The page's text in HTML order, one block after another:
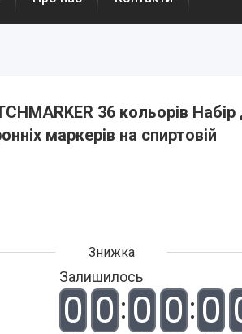
36 кольорів
маркерів на спиртовій
Залишилось
0 0 0 0 0